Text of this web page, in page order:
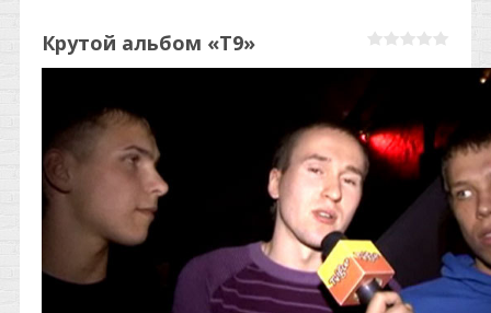
Крутой альбом «Т9»